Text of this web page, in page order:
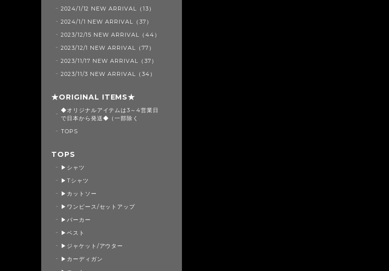
2024/1/12 NEW ARRIVAL（13）
2024/1/1 NEW ARRIVAL（37）
2023/12/15 NEW ARRIVAL（44）
2023/12/1 NEW ARRIVAL（77）
2023/11/17 NEW ARRIVAL（37）
2023/11/3 NEW ARRIVAL（34）
★ORIGINAL ITEMS★
◆オリジナルアイテムは3～4営業日
で日本から発送◆（一部除く
TOPS
TOPS
▶シャツ
▶Tシャツ
▶カットソー
▶ワンピース/セットアップ
▶パーカー
▶ベスト
▶ジャケット/アウター
▶カーディガン